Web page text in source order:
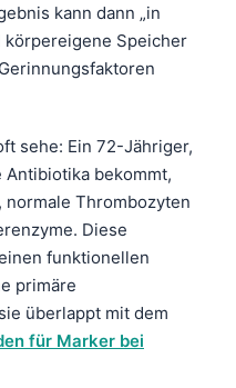
kann dann „in
körpereigene Speicher
sehe: Ein 72-Jähriger,
bekommt,
normale Thrombozyten
Diese
funktionellen
primäre
überlappt mit dem
für Marker bei